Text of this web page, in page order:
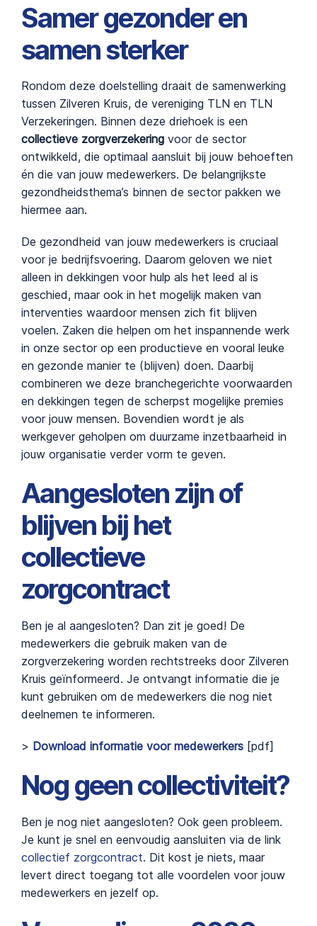
Samer gezonder en
samen sterker
Rondom deze doelstelling draait de samenwerking
tussen Zilveren Kruis, de vereniging TLN en TLN
Verzekeringen. Binnen deze driehoek is een
collectieve zorgverzekering voor de sector
ontwikkeld, die optimaal aansluit bij jouw behoeften
én die van jouw medewerkers. De belangrijkste
gezondheidsthema’s binnen de sector pakken we
hiermee aan.
De gezondheid van jouw medewerkers is cruciaal
voor je bedrijfsvoering. Daarom geloven we niet
alleen in dekkingen voor hulp als het leed al is
geschied, maar ook in het mogelijk maken van
interventies waardoor mensen zich fit blijven
voelen. Zaken die helpen om het inspannende werk
in onze sector op een productieve en vooral leuke
en gezonde manier te (blijven) doen. Daarbij
combineren we deze branchegerichte voorwaarden
en dekkingen tegen de scherpst mogelijke premies
voor jouw mensen. Bovendien wordt je als
werkgever geholpen om duurzame inzetbaarheid in
jouw organisatie verder vorm te geven.
Aangesloten zijn of
blijven bij het
collectieve
zorgcontract
Ben je al aangesloten? Dan zit je goed! De
medewerkers die gebruik maken van de
zorgverzekering worden rechtstreeks door Zilveren
Kruis geïnformeerd. Je ontvangt informatie die je
kunt gebruiken om de medewerkers die nog niet
deelnemen te informeren.
> Download informatie voor medewerkers [pdf]
Nog geen collectiviteit?
Ben je nog niet aangesloten? Ook geen probleem.
Je kunt je snel en eenvoudig aansluiten via de link
collectief zorgcontract. Dit kost je niets, maar
levert direct toegang tot alle voordelen voor jouw
medewerkers en jezelf op.